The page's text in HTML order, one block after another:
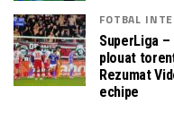
FOTBAL
SuperLiga –
plouat
Rezumat
echipe